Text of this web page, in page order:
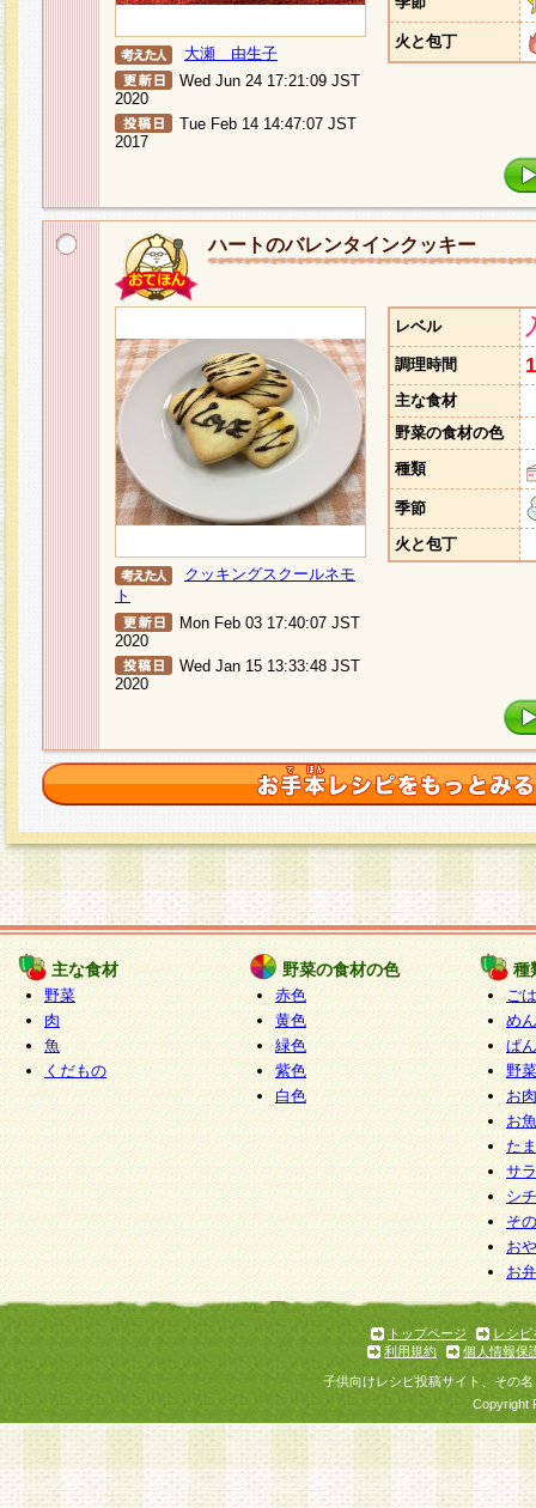
大瀬 由生子
Wed Jun 24 17:21:09 JST
2020
Tue Feb 14 14:47:07 JST
2017
火と包丁
ハートのバレンタインクッキー
クッキングスクールネモ
ト
Mon Feb 03 17:40:07 JST
2020
Wed Jan 15 13:33:48 JST
2020
レベル
調理時間
主な食材
野菜の食材の色
種類
季節
火と包丁
主な食材
野菜
肉
魚
くだもの
野菜の食材の色
赤色
黄色
緑色
紫色
白色
種
ご
めん
ぱん
野
お
お
た
サ
シ
そ
お
お
トップページ
レシピ
利用規約
個人情報保
子供向けレシピ投稿サイト、その
Copyright